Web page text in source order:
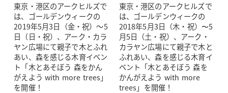
東京・港区のアークヒルズで
は、ゴールデンウィークの
2019年5月3日（金・祝）～5
日（日・祝）、アーク・カラ
ヤン広場にて親子で木とふれ
あい、森を感じる木育イベン
ト「木とあそぼう 森をかん
がえよう with more trees」
を開催！
東京・港区のアークヒルズで
は、ゴールデンウィークの
2018年5月3日（木・祝）〜5
月5日（土・祝）、アーク・
カラヤン広場にて親子で木と
ふれあい、森を感じる木育イ
ベント「木とあそぼう 森を
かんがえよう with more
trees」を開催！